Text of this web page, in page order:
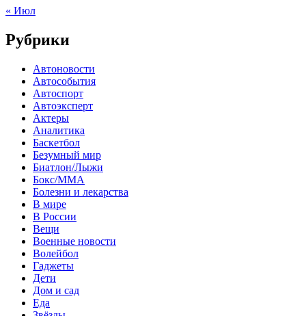
« Июл
Рубрики
Автоновости
Автособытия
Автоспорт
Автоэксперт
Актеры
Аналитика
Баскетбол
Безумный мир
Биатлон/Лыжи
Бокс/MMA
Болезни и лекарства
В мире
В России
Вещи
Военные новости
Волейбол
Гаджеты
Дети
Дом и сад
Еда